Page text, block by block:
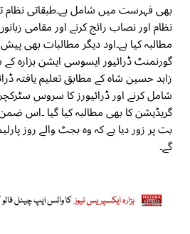
بھی فہرست میں شامل ہے۔طبقاتی نظام
نظام اور نصاب رائج کرنے اور مقامی
مطالبہ کیا ہے۔اود دیگر مطالبات بھی
گورنمنٹ ڈرائیور ایسوسی ایشن ہزارہ
زاہد حسین شاہ کے مطابق تعلیم یافتہ
شامل کرنے اور ڈرائیورز کا سروس
گریڈیشن کا بھی مطالبہ کیا گیا ۔اس
بت پر زور دیا ہے کہ وہ بجٹ والے روز
گے۔